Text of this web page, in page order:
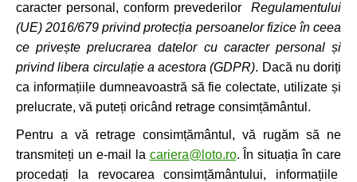
caracter personal, conform prevederilor Regulamentului
(UE) 2016/679 privind protecția persoanelor fizice în ceea
ce privește prelucrarea datelor cu caracter personal și
privind libera circulație a acestora (GDPR). Dacă nu doriți
ca informațiile dumneavoastră să fie colectate, utilizate și
prelucrate, vă puteți oricând retrage consimțământul.
Pentru a vă retrage consimțământul, vă rugăm să ne
transmiteți un e-mail la cariera@loto.ro. În situația în care
procedați la revocarea consimțământului, informațiile